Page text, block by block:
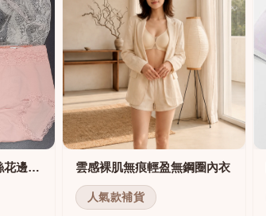
高腰純棉舒適透氣蕾絲花邊三角褲 雲感裸肌無痕輕盈無鋼圈內衣
人氣款補貨